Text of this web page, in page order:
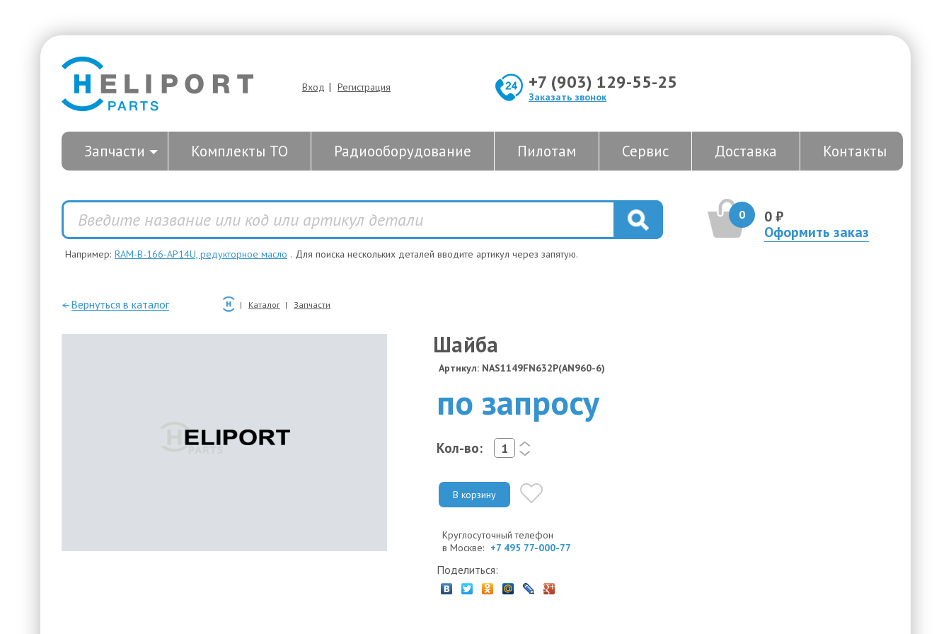
Вход | Регистрация +7 (903) 129-55-25
Заказать звонок
Запчасти Комплекты ТО Радиооборудование Пилотам Сервис Доставка Контакты
0
0 ₽
Оформить заказ
Например: RAM-B-166-AP14U, редукторное масло . Для поиска нескольких деталей вводите артикул через запятую.
—Вернуться в каталог Каталог Запчасти
Шайба
Артикул: NAS1149FN632P(AN960-6)
по запросу
Кол-во:
<
>
В корзину
Круглосуточный телефон
в Москве: +7 495 77-000-77
Поделиться: